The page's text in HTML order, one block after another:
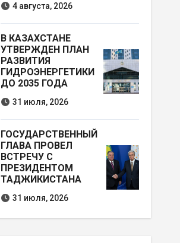
4 августа, 2026
В КАЗАХСТАНЕ
УТВЕРЖДЕН ПЛАН
РАЗВИТИЯ
ГИДРОЭНЕРГЕТИКИ
ДО 2035 ГОДА
31 июля, 2026
ГОСУДАРСТВЕННЫЙ
ГЛАВА ПРОВЕЛ
ВСТРЕЧУ С
ПРЕЗИДЕНТОМ
ТАДЖИКИСТАНА
31 июля, 2026